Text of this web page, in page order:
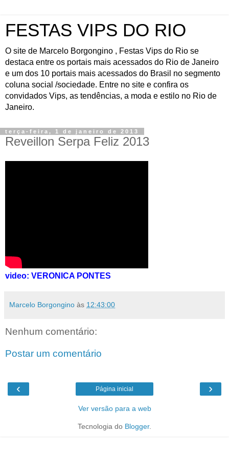
FESTAS VIPS DO RIO
O site de Marcelo Borgongino , Festas Vips do Rio se
destaca entre os portais mais acessados do Rio de Janeiro
e um dos 10 portais mais acessados do Brasil no segmento
coluna social /sociedade. Entre no site e confira os
convidados Vips, as tendências, a moda e estilo no Rio de
Janeiro.
terça-feira, 1 de janeiro de 2013
Reveillon Serpa Feliz 2013
video: VERONICA PONTES
Marcelo Borgongino às 12:43:00
Nenhum comentário:
Postar um comentário
‹ ›
Página inicial
Ver versão para a web
Tecnologia do Blogger.